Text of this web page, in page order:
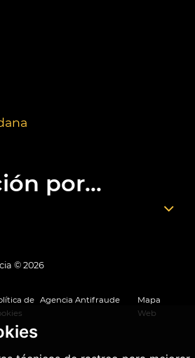
por...
© 2026
de Agencia Antifraude
Mapa
Web